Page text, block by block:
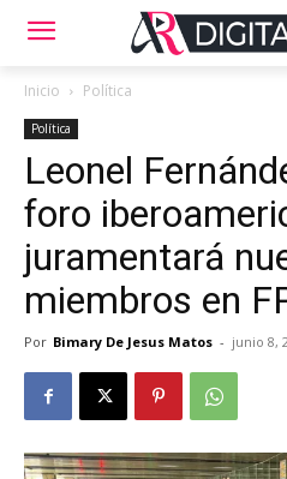
Inicio Política
Política
Leonel
foro
juramentará
miembros en
Por Bimary De Jesus Matos - junio 8,